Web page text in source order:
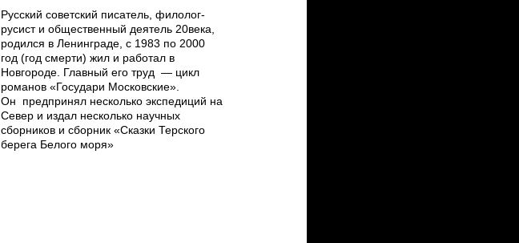
Русский советский писатель, филолог­
русист и общественный деятель 20века,
родился в Ленинграде, с 1983 по 2000
год (год смерти) жил и работал в
Новгороде. Главный его труд — цикл
романов «Государи Московские».
Он предпринял несколько экспедиций на
Север и издал несколько научных
сборников и сборник «Сказки Терского
берега Белого моря»